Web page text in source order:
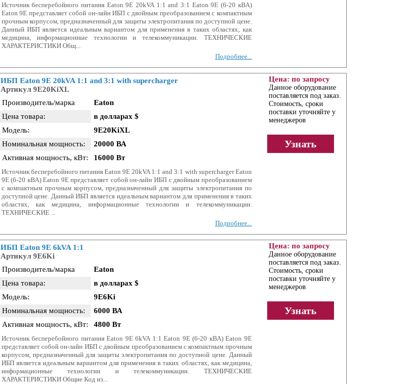
Источник бесперебойного питания Eaton 9E 20kVA 1:1 and 3:1 Eaton 9E (6-20 кВА)
Eaton 9E представляет собой он-лайн ИБП с двойным преобразованием с компактным
прочным корпусом, предназначенный для защиты электропитания по доступной цене.
Данный ИБП является идеальным вариантом для применения в таких областях, как
медицина, информационные технологии и телекоммуникации. ТЕХНИЧЕСКИЕ
ХАРАКТЕРИСТИКИ Общ...
Подробнее...
Цена: по запросу
Данное оборудование
поставляется под заказ.
Стоимость, сроки
поставки уточняйте у
менеджеров
Узнать
ИБП Eaton 9E 20kVA 1:1 and 3:1 with supercharger
Артикул 9E20KiXL
Производитель/марка
Eaton
Цена товара:
в долларах $
Модель:
9E20KiXL
Номинальная мощность:
20000 ВА
Активная мощность, кВт:
16000 Вт
Источник бесперебойного питания Eaton 9E 20kVA 1:1 and 3:1 with supercharger Eaton
9E (6-20 кВА) Eaton 9E представляет собой он-лайн ИБП с двойным преобразованием
с компактным прочным корпусом, предназначенный для защиты электропитания по
доступной цене. Данный ИБП является идеальным вариантом для применения в таких
областях, как медицина, информационные технологии и телекоммуникации.
ТЕХНИЧЕСКИЕ ...
Подробнее...
Цена: по запросу
Данное оборудование
поставляется под заказ.
Стоимость, сроки
поставки уточняйте у
менеджеров
Узнать
ИБП Eaton 9E 6kVA 1:1
Артикул 9E6Ki
Производитель/марка
Eaton
Цена товара:
в долларах $
Модель:
9E6Ki
Номинальная мощность:
6000 ВА
Активная мощность, кВт:
4800 Вт
Источник бесперебойного питания Eaton 9E 6kVA 1:1 Eaton 9E (6-20 кВА) Eaton 9E
представляет собой он-лайн ИБП с двойным преобразованием с компактным прочным
корпусом, предназначенный для защиты электропитания по доступной цене. Данный
ИБП является идеальным вариантом для применения в таких областях, как медицина,
информационные технологии и телекоммуникации. ТЕХНИЧЕСКИЕ
ХАРАКТЕРИСТИКИ Общие Код из...